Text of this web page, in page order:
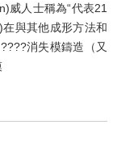
威人士稱為“代表21
與其他成形方法和
????消失模鑄造（又